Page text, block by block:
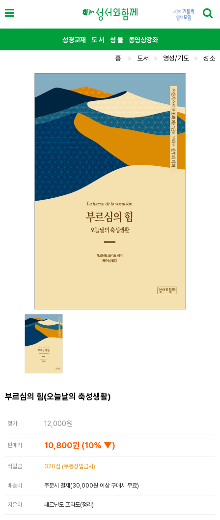
성경교재 도 서 성 물 동영상강좌
홈 > 도서 > 영성/기도 > 성소
부르심의 힘(오늘날의 축성생활)
정가 12,000원
판매가 10,800원 (10% ▼)
적립금 320점 (무통장입금시)
배송비 주문시 결제(30,000원 이상 구매시 무료)
지은이 페르난도 프라도(정리)